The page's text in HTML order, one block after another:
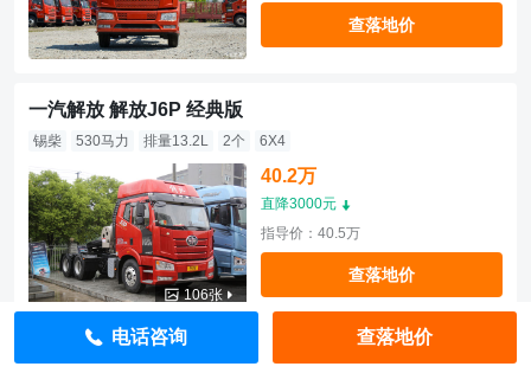
查落地价
一汽解放 解放J6P 经典版
锡柴 530马力 排量13.2L 2个 6X4
106张
40.2万
直降3000元
指导价：40.5万
查落地价
一汽解放 解放J6L 经典版
电话咨询 查落地价